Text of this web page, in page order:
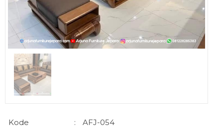
Kode :
AFJ-054